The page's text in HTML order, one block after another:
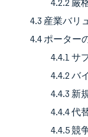
4.2.2 厳
4.3 産業バリ
4.4 ポーター
4.4.1 サ
4.4.2 バ
4.4.3 新
4.4.4 代
4.4.5 競